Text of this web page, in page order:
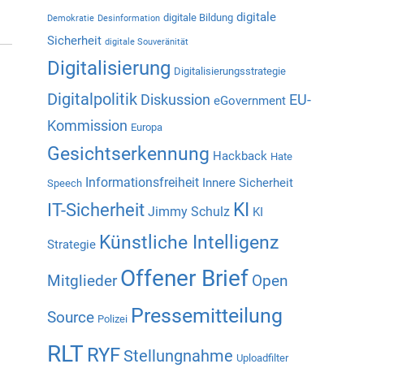
Demokratie Desinformation digitale Bildung digitale
Sicherheit digitale Souveränität
Digitalisierung Digitalisierungsstrategie
Digitalpolitik Diskussion eGovernment EU-
Kommission Europa
Gesichtserkennung Hackback Hate
Speech Informationsfreiheit Innere Sicherheit
IT-Sicherheit Jimmy Schulz KI KI
Strategie Künstliche Intelligenz
Mitglieder Offener Brief Open
Source Polizei Pressemitteilung
RLT RYF Stellungnahme Uploadfilter